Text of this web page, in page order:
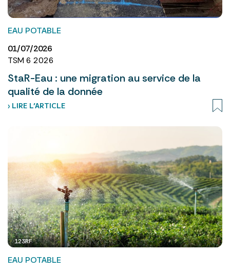
EAU POTABLE
01/07/2026
TSM 6 2026
StaR-Eau : une migration au service de la
qualité de la donnée
› LIRE L’ARTICLE
123RF
EAU POTABLE